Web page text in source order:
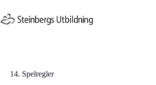
till
innehåll
14. Spelregler